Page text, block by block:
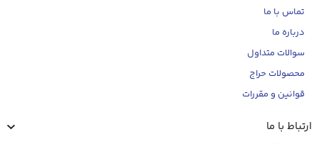
تماس با ما
درباره ما
سوالات متداول
محصولات حراج
قوانین و مقررات
ارتباط با ما